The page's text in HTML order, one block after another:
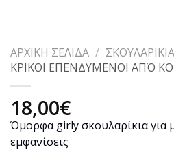
ΑΡΧΙΚΉ ΣΕΛΊΔΑ / ΣΚΟΥΛΑΡΊΚΙΑ
ΚΡΙΚΟΙ ΕΠΕΝΔΥΜΕΝΟΙ ΑΠΌ
18,00€
Όμορφα girly σκουλαρίκια για
εμφανίσεις